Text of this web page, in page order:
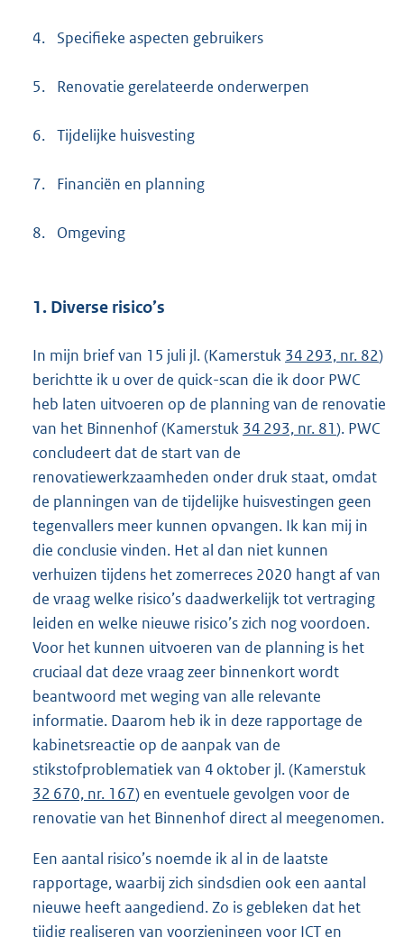
4. Specifieke aspecten gebruikers
5. Renovatie gerelateerde onderwerpen
6. Tijdelijke huisvesting
7. Financiën en planning
8. Omgeving
1. Diverse risico’s
In mijn brief van 15 juli jl. (Kamerstuk 34 293, nr. 82)
berichtte ik u over de quick-scan die ik door PWC
heb laten uitvoeren op de planning van de renovatie
van het Binnenhof (Kamerstuk 34 293, nr. 81). PWC
concludeert dat de start van de
renovatiewerkzaamheden onder druk staat, omdat
de planningen van de tijdelijke huisvestingen geen
tegenvallers meer kunnen opvangen. Ik kan mij in
die conclusie vinden. Het al dan niet kunnen
verhuizen tijdens het zomerreces 2020 hangt af van
de vraag welke risico’s daadwerkelijk tot vertraging
leiden en welke nieuwe risico’s zich nog voordoen.
Voor het kunnen uitvoeren van de planning is het
cruciaal dat deze vraag zeer binnenkort wordt
beantwoord met weging van alle relevante
informatie. Daarom heb ik in deze rapportage de
kabinetsreactie op de aanpak van de
stikstofproblematiek van 4 oktober jl. (Kamerstuk
32 670, nr. 167) en eventuele gevolgen voor de
renovatie van het Binnenhof direct al meegenomen.
Een aantal risico’s noemde ik al in de laatste
rapportage, waarbij zich sindsdien ook een aantal
nieuwe heeft aangediend. Zo is gebleken dat het
tijdig realiseren van voorzieningen voor ICT en